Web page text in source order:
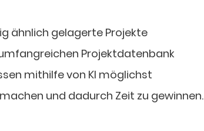
ähnlich gelagerte Projekte
Projektdatenbank
mithilfe von KI möglichst
und dadurch Zeit zu gewinnen.